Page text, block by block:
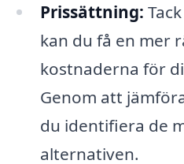
Prissättning:
kan du få en mer
kostnaderna för
Genom att
du identifiera de
alternativen.